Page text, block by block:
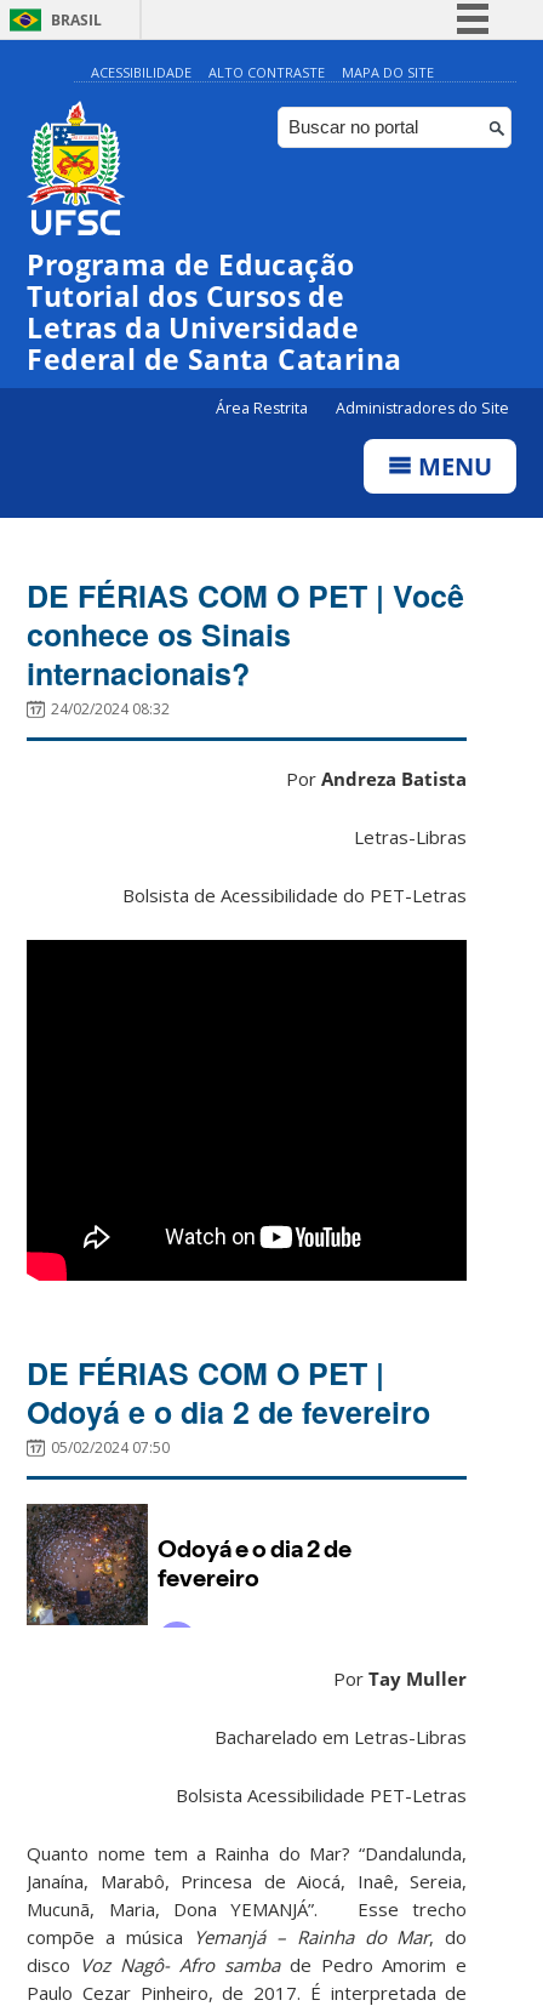
BRASIL
Simplifique!
Comunica BR
Participe
ACESSIBILIDADE ALTO CONTRASTE MAPA DO SITE
Programa de Educação
Tutorial dos Cursos de
Letras da Universidade
Federal de Santa Catarina
Área Restrita Administradores do Site
MENU
DE FÉRIAS COM O PET | Você
conhece os Sinais
internacionais?
24/02/2024 08:32
PorAndreza Batista
Letras-Libras
Bolsista de Acessibilidade do PET-Letras
DE FÉRIAS COM O PET |
Odoyá e o dia 2 de fevereiro
05/02/2024 07:50
PorTay Muller
Bacharelado em Letras-Libras
Bolsista Acessibilidade PET-Letras
Quanto nome tem a Rainha do Mar? “Dandalunda,
Janaína, Marabô, Princesa de Aiocá, Inaê, Sereia,
Mucunã, Maria, Dona YEMANJÁ”. Esse trecho
compõe a música Yemanjá – Rainha do Mar, do
disco Voz Nagô- Afro sambade Pedro Amorim e
Paulo Cezar Pinheiro, de 2017. É interpretada de